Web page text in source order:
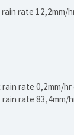
rain rate 12,2mm/
rain rate 0,2mm/
rain rate 83,4mm/